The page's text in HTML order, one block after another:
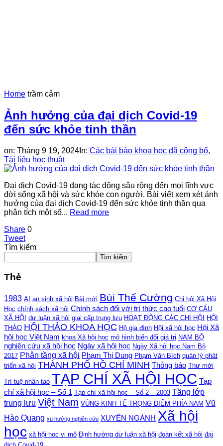
Home trầm cảm
Ảnh hưởng của đại dịch Covid-19
đến sức khỏe tinh thần
on: Tháng 9 19, 2024 In: Các bài báo khoa học đã công bố,
Tài liệu học thuật
Đại dịch Covid-19 đang tác động sâu rộng đến mọi lĩnh vực
đời sống xã hội và sức khỏe con người. Bài viết xem xét ảnh
hưởng của đại dịch Covid-19 đến sức khỏe tinh thần qua
phân tích một số... Read more
Share 0
Tweet
Tìm kiếm
Tìm kiếm
Thẻ
1983 AI an sinh xã hội Bài mới Bùi Thế Cường Chi hội Xã Hội
Học chính sách xã hội Chính sách đối với trí thức cao tuổi CƠ CẤU
XÃ HỘI dư luận xã hội giai cấp trung lưu HOẠT ĐỘNG CÁC CHI HỘI
HỘI
THẢO HỘI THẢO KHOA HỌC Hộ gia đình Hội xã hội học Hội Xã
hội học Việt Nam khoa Xã hội học mô hình biến đổi giá trị NAM BỘ
nghiên cứu xã hội học Ngày xã hội học Ngày Xã hội học Nam Bộ
2017 Phân tầng xã hội Phạm Thị Dung Phạm Văn Bích quản lý phát
triển xã hội THÀNH PHỐ HỒ CHÍ MINH Thông báo Thư mời
Trí tuệ nhân tạo TẠP CHÍ XÃ HỘI HỌC Tạp
chí xã hội học – Số 1 Tạp chí xã hội học – Số 2 – 2003 Tầng lớp
trung lưu Việt Nam VÙNG KINH TẾ TRỌNG ĐIỂM PHÍA NAM Vũ
Hào Quang xu hướng nghiên cứu XUYÊN NGÀNH Xã hội
học xã hội học vi mô Định hướng dư luận xã hội đoàn kết xã hội đại